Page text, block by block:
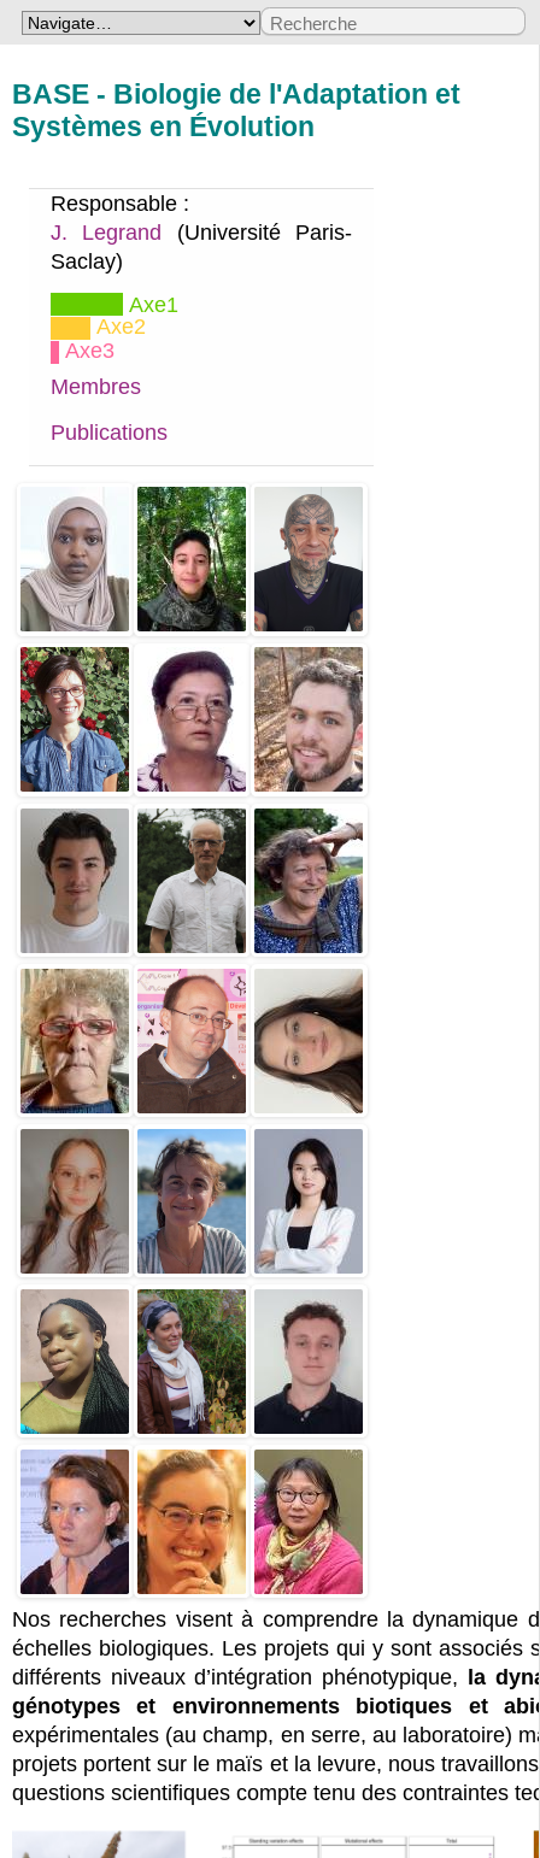
BASE - Biologie de l'Adaptation et
Systèmes en Évolution
Responsable :
J. Legrand (Université Paris-
Saclay)
Axe1
Axe2
Axe3
Membres
Publications
Nos recherches visent à comprendre la dynamique
échelles biologiques. Les projets qui y sont
différents niveaux d’intégration phénotypique,
la
génotypes et environnements biotiques et
expérimentales (au champ, en serre, au laboratoire)
projets portent sur le maïs et la levure, nous
questions scientifiques compte tenu des contraintes